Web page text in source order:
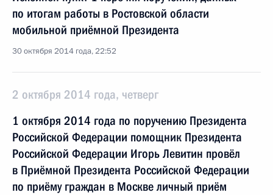
по итогам работы в Ростовской области
мобильной приёмной Президента
30 октября 2014 года, 22:52
2 октября 2014 года, четверг
1 октября 2014 года по поручению Президента
Российской Федерации помощник Президента
Российской Федерации Игорь Левитин провёл
в Приёмной Президента Российской Федерации
по приёму граждан в Москве личный приём